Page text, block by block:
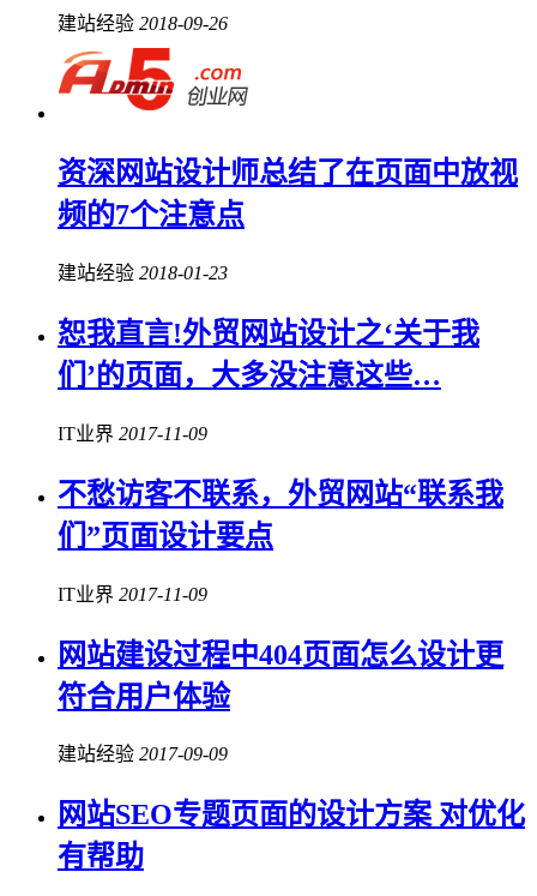
建站经验 2018-09-26
资深网站设计师总结了在页面中放视
频的7个注意点
建站经验 2018-01-23
恕我直言!外贸网站设计之‘关于我
们’的页面，大多没注意这些…
IT业界 2017-11-09
不愁访客不联系，外贸网站“联系我
们”页面设计要点
IT业界 2017-11-09
网站建设过程中404页面怎么设计更
符合用户体验
建站经验 2017-09-09
网站SEO专题页面的设计方案 对优化
有帮助